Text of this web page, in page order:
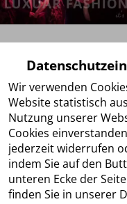
Wir verwenden
Website statistisch
Nutzung unserer
Cookies
jederzeit widerrufen
indem Sie auf den
unteren Ecke der
finden Sie in unserer